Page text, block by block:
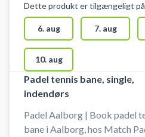
padeltennis hos Match Padel
Aalborg padelcenter på
58, 9200 Aalborg. Parkering er
gratis ved booking af
bane hos Match Padel i
(Fra 1.April 2026) Bat kan lejes til
20 kr. pr. bat. Det er fortsat
for børn under 12 år
Dette produkt er tilgængeligt
6. aug 7. aug
10. aug
Padel tennis bane, single,
indendørs
Padel Aalborg | Book padel
bane i Aalborg, hos Match